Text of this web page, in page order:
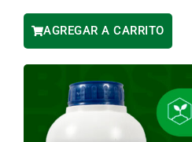
AGREGAR A CARRITO